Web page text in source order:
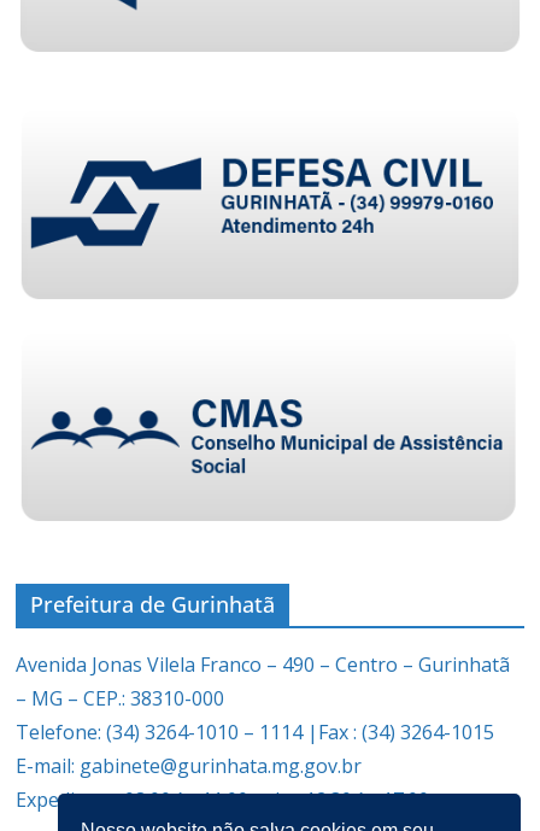
Prefeitura de Gurinhatã
Avenida Jonas Vilela Franco – 490 – Centro – Gurinhatã
– MG – CEP.: 38310-000
Telefone: (34) 3264-1010 – 1114 |Fax : (34) 3264-1015
E-mail: gabinete@gurinhata.mg.gov.br
Expediente: 08:00 às 11:00 e das 12:30 às 17:00